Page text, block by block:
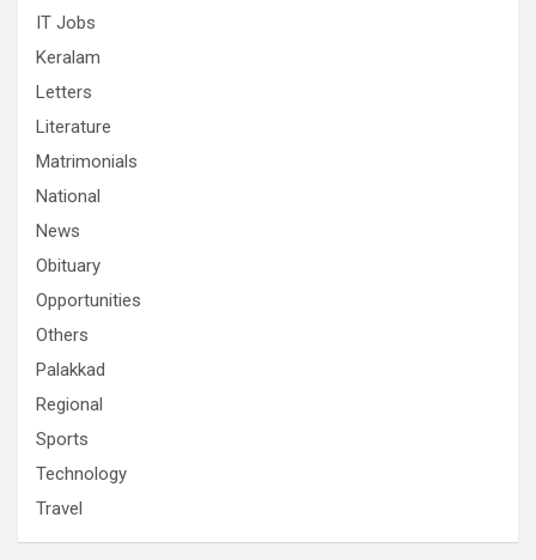
IT Jobs
Keralam
Letters
Literature
Matrimonials
National
News
Obituary
Opportunities
Others
Palakkad
Regional
Sports
Technology
Travel